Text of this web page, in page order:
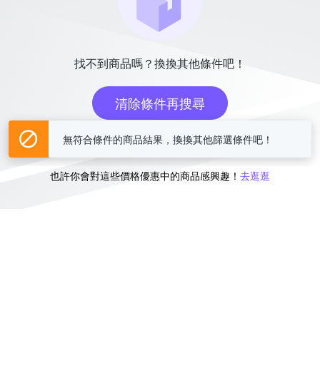
找不到商品嗎？換換其他條件吧！
清除條件再搜尋
或
也許你會對這些價格優惠中的商品感興趣！ 去逛逛
無符合條件的商品結果，換換其他篩選條件吧！